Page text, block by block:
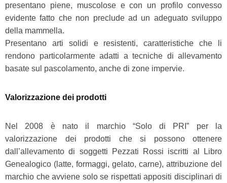
presentano piene, muscolose e con un profilo convesso
evidente fatto che non preclude ad un adeguato sviluppo
della mammella.
Presentano arti solidi e resistenti, caratteristiche che li
rendono particolarmente adatti a tecniche di allevamento
basate sul pascolamento, anche di zone impervie.
Valorizzazione dei prodotti
Nel 2008 è nato il marchio “Solo di PRI” per la
valorizzazione dei prodotti che si possono ottenere
dall’allevamento di soggetti Pezzati Rossi iscritti al Libro
Genealogico (latte, formaggi, gelato, carne), attribuzione del
marchio che avviene solo se rispettati appositi disciplinari di